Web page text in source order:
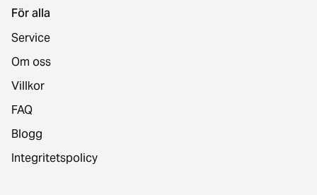
För alla
Service
Om oss
Villkor
FAQ
Blogg
Integritetspolicy